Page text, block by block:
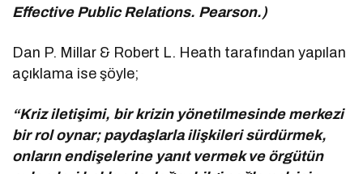
Effective Public Relations. Pearson.)
Dan P. Millar & Robert L. Heath tarafından yapılan
açıklama ise şöyle;
“Kriz iletişimi, bir krizin yönetilmesinde merkezi
bir rol oynar; paydaşlarla ilişkileri sürdürmek,
onların endişelerine yanıt vermek ve örgütün